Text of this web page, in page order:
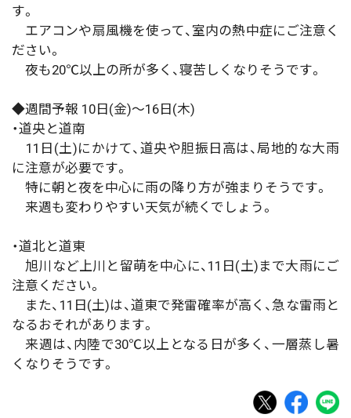
す。
エアコンや扇風機を使って、室内の熱中症にご注意く
ださい。
夜も20℃以上の所が多く、寝苦しくなりそうです。
◆週間予報 10日(金)～16日(木)
・道央と道南
11日(土)にかけて、道央や胆振日高は、局地的な大雨
に注意が必要です。
特に朝と夜を中心に雨の降り方が強まりそうです。
来週も変わりやすい天気が続くでしょう。
・道北と道東
旭川など上川と留萌を中心に、11日(土)まで大雨にご
注意ください。
また、11日(土)は、道東で発雷確率が高く、急な雷雨と
なるおそれがあります。
来週は、内陸で30℃以上となる日が多く、一層蒸し暑
くなりそうです。